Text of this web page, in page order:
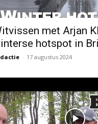
met Arjan
hotspot in
- 17 augustus 2024